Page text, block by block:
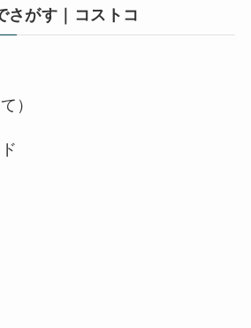
さがす｜コストコ
）